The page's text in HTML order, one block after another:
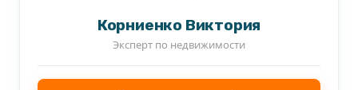
Корниенко Виктория
Эксперт по недвижимости